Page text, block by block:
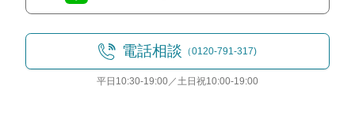
電話相談 （0120-791-317)
平日10:30-19:00／土日祝10:00-19:00